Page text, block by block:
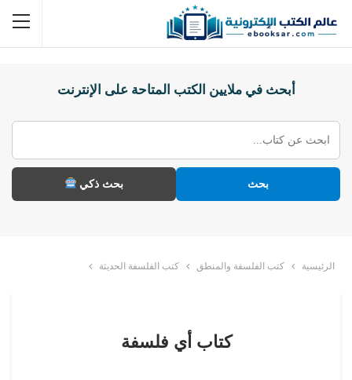
أبحث في ملايين الكتب المتاحة على الإنترنت
بحث بحث ذكي
الرئيسية كتب الفلسفة والمنطق كتب الفلسفة الحديثة
كتاب أي فلسفة